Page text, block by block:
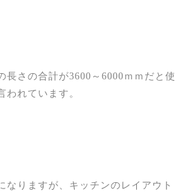
長さの合計が3600～6000ｍｍだと使
われています。
なりますが、キッチンのレイアウト